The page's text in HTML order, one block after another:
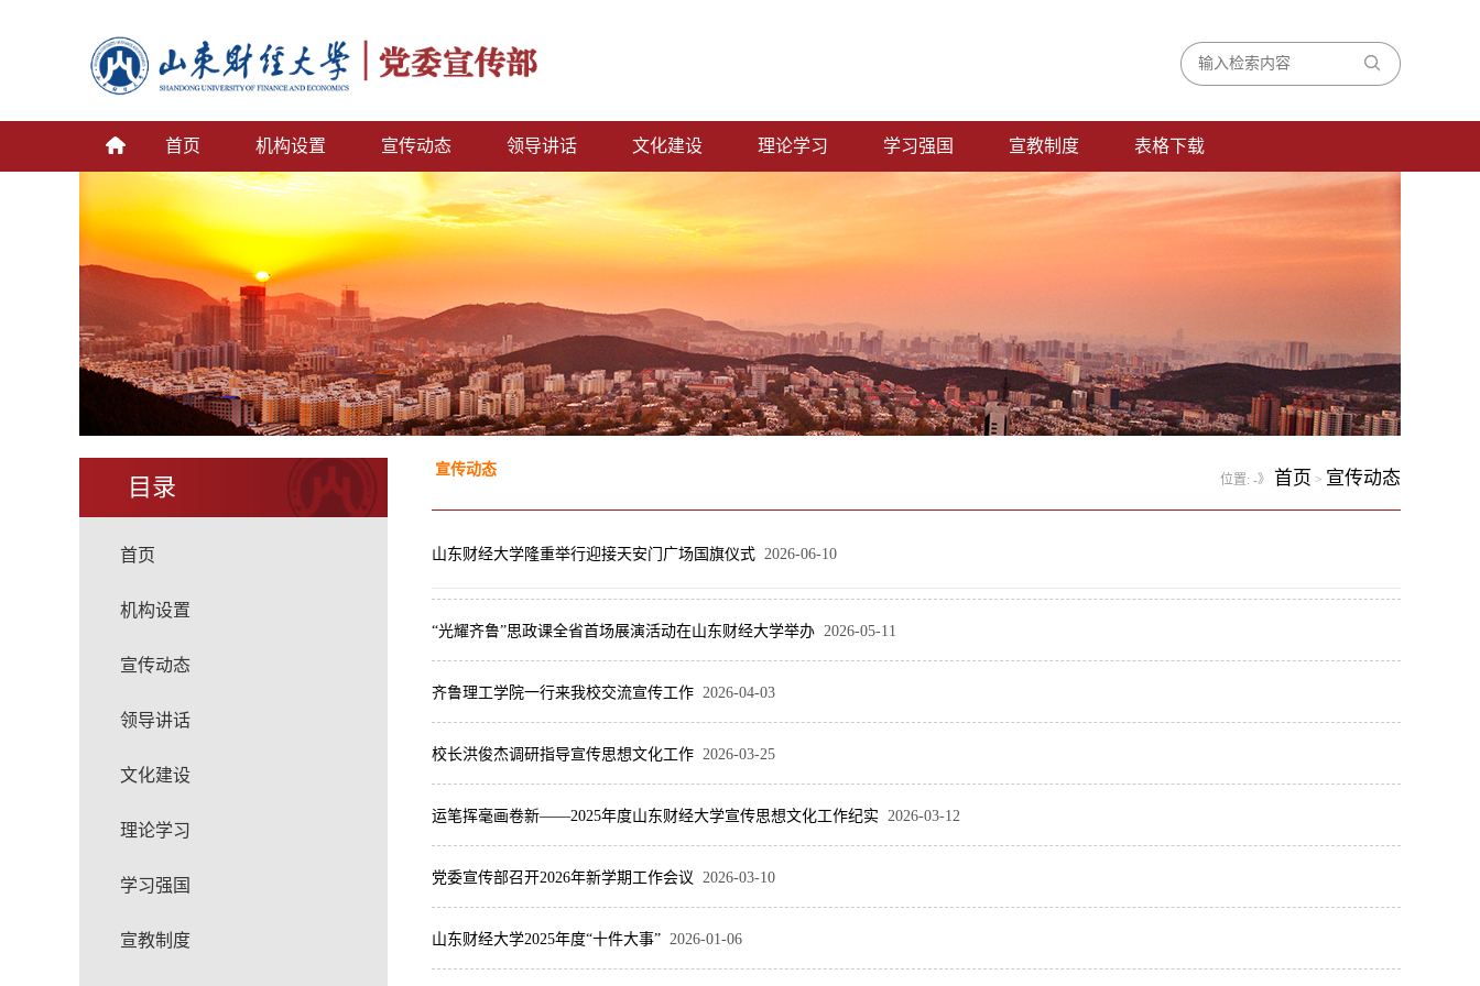
首页 机构设置 宣传动态 领导讲话 文化建设 理论学习 学习强国 宣教制度 表格下载
目录
首页
机构设置
宣传动态
领导讲话
文化建设
理论学习
学习强国
宣教制度
宣传动态
位置: -》 首页 > 宣传动态
山东财经大学隆重举行迎接天安门广场国旗仪式 2026-06-10
“光耀齐鲁”思政课全省首场展演活动在山东财经大学举办 2026-05-11
齐鲁理工学院一行来我校交流宣传工作 2026-04-03
校长洪俊杰调研指导宣传思想文化工作 2026-03-25
运笔挥毫画卷新——2025年度山东财经大学宣传思想文化工作纪实 2026-03-12
党委宣传部召开2026年新学期工作会议 2026-03-10
山东财经大学2025年度“十件大事” 2026-01-06